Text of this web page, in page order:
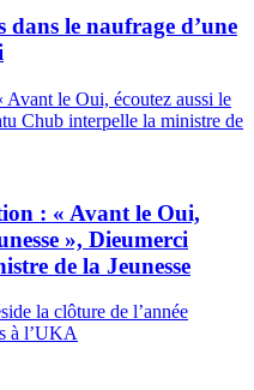
le naufrage d’une
: « Avant le Oui,
», Dieumerci
de la Jeunesse